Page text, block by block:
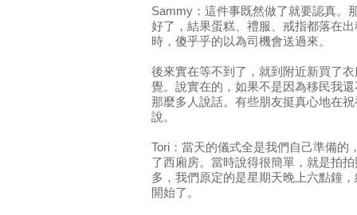
Sammy：這件事既然做了就要認真。
好了，結果蛋糕、禮服、戒指都落在
時，傻乎乎的以為司機會送過來。
後來實在等不到了，就到附近新買了
覺。說實在的，如果不是因為移民我
那麼多人說話。有些朋友挺真心地在
說。
Tori：當天的儀式全是我們自己準備的
了西廂房。當時說得很簡單，就是拍
多，我們原定的是星期天晚上六點鐘
開始了。